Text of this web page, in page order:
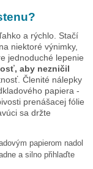
a rýchlo. Stačí
niektoré výnimky,
jednoduché lepenie
aby nezničil
Členité nálepky
papiera -
prenášacej fólie
sa držte
papierom nadol
a silno přihlaďte